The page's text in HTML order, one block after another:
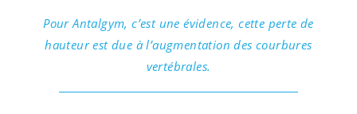
Pour Antalgym, c’est une évidence, cette perte de
hauteur est due à l’augmentation des courbures
vertébrales.